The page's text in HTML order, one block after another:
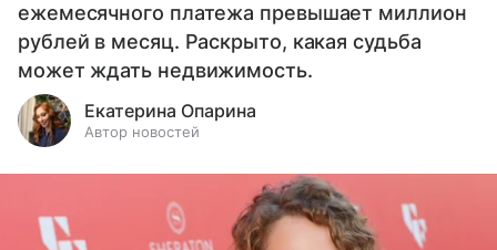
ежемесячного платежа превышает миллион
рублей в месяц. Раскрыто, какая судьба
может ждать недвижимость.
Екатерина Опарина
Автор новостей